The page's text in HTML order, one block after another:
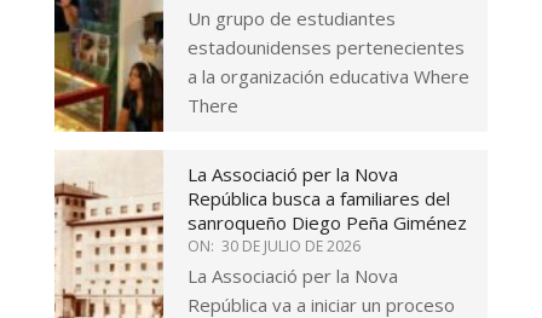
Un grupo de estudiantes
estadounidenses pertenecientes
a la organización educativa Where
There
La Associació per la Nova
República busca a familiares del
sanroqueño Diego Peña Giménez
ON: 30 DE JULIO DE 2026
La Associació per la Nova
República va a iniciar un proceso